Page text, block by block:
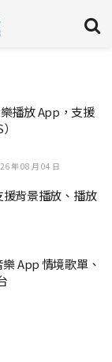
播放 App，支援
年 08 月 04 日
背景播放、播放
App 情境歌單、